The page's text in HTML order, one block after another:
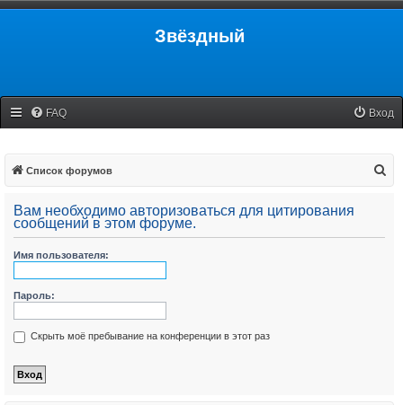
Звёздный
FAQ Вход
Список форумов
Вам необходимо авторизоваться для цитирования
сообщений в этом форуме.
Имя пользователя:
Пароль:
Скрыть моё пребывание на конференции в этот раз